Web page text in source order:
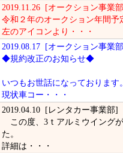
2019.11.26 [オークション事業
令和２年のオークション年間予
左のアイコンより・・・
2019.08.17 [オークション事業
◆規約改正のお知らせ◆
いつもお世話になっております。
現状車コー・・・
2019.04.10 [レンタカー事業部]
この度、3ｔアルミウイング
た。
詳細は・・・